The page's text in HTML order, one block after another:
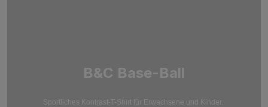
B&C Base-Ball
Sportliches Kontrast-T-Shirt für Erwachsene und Kinder.